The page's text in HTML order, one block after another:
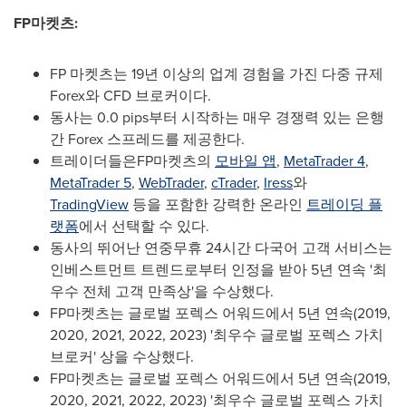
FP마켓츠:
FP 마켓츠는 19년 이상의 업계 경험을 가진 다중 규제
Forex와 CFD 브로커이다.
동사는 0.0 pips부터 시작하는 매우 경쟁력 있는 은행
간 Forex 스프레드를 제공한다.
트레이더들은FP마켓츠의 모바일 앱, MetaTrader 4,
MetaTrader 5, WebTrader, cTrader, Iress와
TradingView 등을 포함한 강력한 온라인 트레이딩 플
랫폼에서 선택할 수 있다.
동사의 뛰어난 연중무휴 24시간 다국어 고객 서비스는
인베스트먼트 트렌드로부터 인정을 받아 5년 연속 '최
우수 전체 고객 만족상'을 수상했다.
FP마켓츠는 글로벌 포렉스 어워드에서 5년 연속(2019,
2020, 2021, 2022, 2023) '최우수 글로벌 포렉스 가치
브로커' 상을 수상했다.
FP마켓츠는 글로벌 포렉스 어워드에서 5년 연속(2019,
2020, 2021, 2022, 2023) '최우수 글로벌 포렉스 가치